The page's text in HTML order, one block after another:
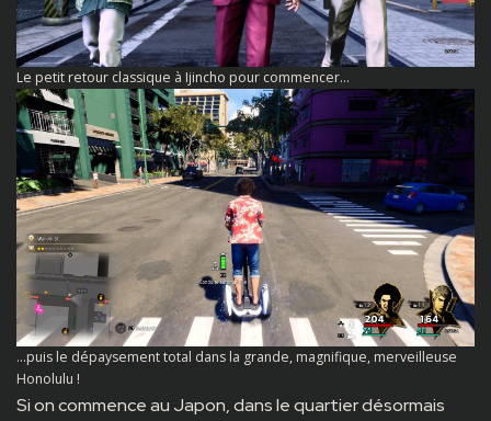
Le petit retour classique à Ijincho pour commencer…
…puis le dépaysement total dans la grande, magnifique, merveilleuse
Honolulu !
Si on commence au Japon, dans le quartier désormais